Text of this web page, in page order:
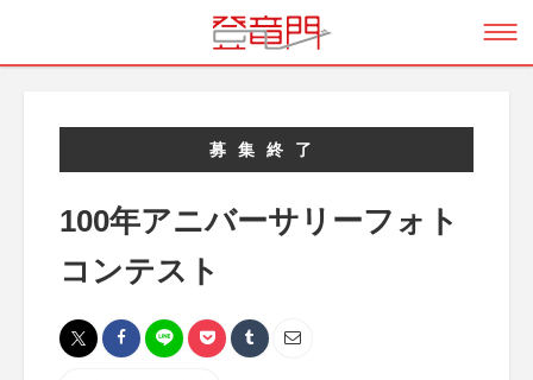
募集終了
100年アニバーサリーフォト
コンテスト